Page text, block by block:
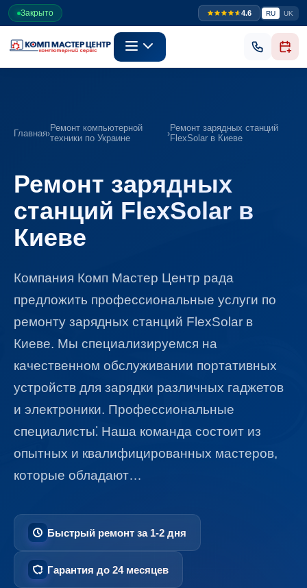
Закрыто 4.6 RU UK
Главная›Ремонт компьютерной
техники по Украине
›Ремонт зарядных станций
FlexSolar в Киеве
Ремонт зарядных
станций FlexSolar в
Киеве
Компания Комп Мастер Центр рада
предложить профессиональные услуги по
ремонту зарядных станций FlexSolar в
Киеве.​ Мы специализируемся на
качественном обслуживании портативных
устройств для зарядки различных гаджетов
и электроники.​ Профессиональные
специалисты⁚ Наша команда состоит из
опытных и квалифицированных мастеров,
которые обладают…
Быстрый ремонт за 1-2 дня
Гарантия до 24 месяцев